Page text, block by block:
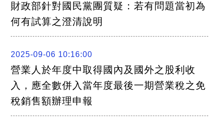
財政部針對國民黨團質疑：若有問題當初為
何有試算之澄清說明
2025-09-06 10:16:00
營業人於年度中取得國內及國外之股利收
入，應全數併入當年度最後一期營業稅之免
稅銷售額辦理申報